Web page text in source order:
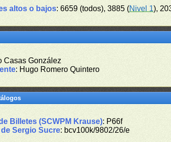
altos o bajos: 6659 (todos), 3885 (Nivel 1),
Casas González
: Hugo Romero Quintero
Billetes (SCWPM Krause): P66f
Sergio Sucre: bcv100k/9802/26/e